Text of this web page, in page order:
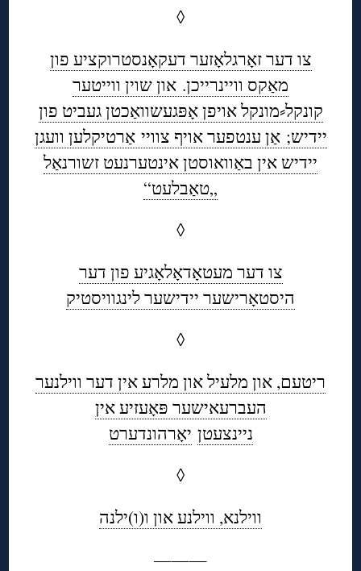
◊
צו דער זאָרגלאָזער דעקאָנסטרוקציע פון
מאַקס וויינרייכן. און שוין ווייטער
קונקל⸗מונקל אויפן אָפּגעשוואַכטן געביט פון
יידיש; אַן ענטפער אויף צוויי אַרטיקלען וועגן
יידיש אין באַוואוסטן אינטערנעט זשורנאַל
„טאַבלעט“
◊
צו דער מעטאָדאָלאָגיע פון דער
היסטאָרישער יידישער לינגוויסטיק
◊
ריטעם, און מלעיל און מלרע אין דער ווילנער
העברעאישער פּאָעזיע אין
ניינצעטן יאָרהונדערט
◊
ווילנא, ווילנע און ו(ו)ילנה
———